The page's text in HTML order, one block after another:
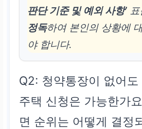
판단 기준 및 예외 사항’표
정독하여 본인의 상황에
야 합니다.
Q2: 청약통장이 없어도
주택 신청은 가능한가
면 순위는 어떻게 결정